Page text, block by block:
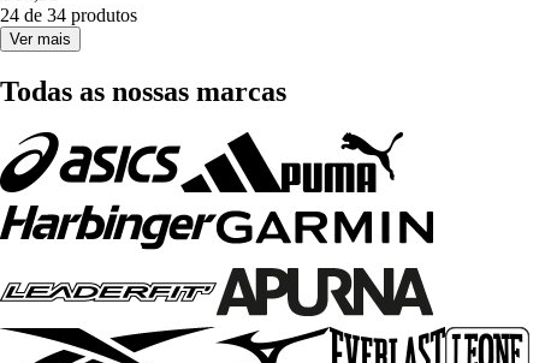
24 de 34 produtos
Ver mais
Todas as nossas marcas